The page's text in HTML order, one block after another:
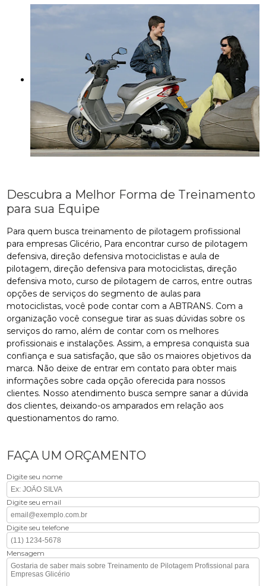
Descubra a Melhor Forma de Treinamento
para sua Equipe
Para quem busca treinamento de pilotagem profissional
para empresas Glicério, Para encontrar curso de pilotagem
defensiva, direção defensiva motociclistas e aula de
pilotagem, direção defensiva para motociclistas, direção
defensiva moto, curso de pilotagem de carros, entre outras
opções de serviços do segmento de aulas para
motociclistas, você pode contar com a ABTRANS. Com a
organização você consegue tirar as suas dúvidas sobre os
serviços do ramo, além de contar com os melhores
profissionais e instalações. Assim, a empresa conquista sua
confiança e sua satisfação, que são os maiores objetivos da
marca. Não deixe de entrar em contato para obter mais
informações sobre cada opção oferecida para nossos
clientes. Nosso atendimento busca sempre sanar a dúvida
dos clientes, deixando-os amparados em relação aos
questionamentos do ramo.
FAÇA UM ORÇAMENTO
Digite seu nome
Digite seu email
Digite seu telefone
Mensagem